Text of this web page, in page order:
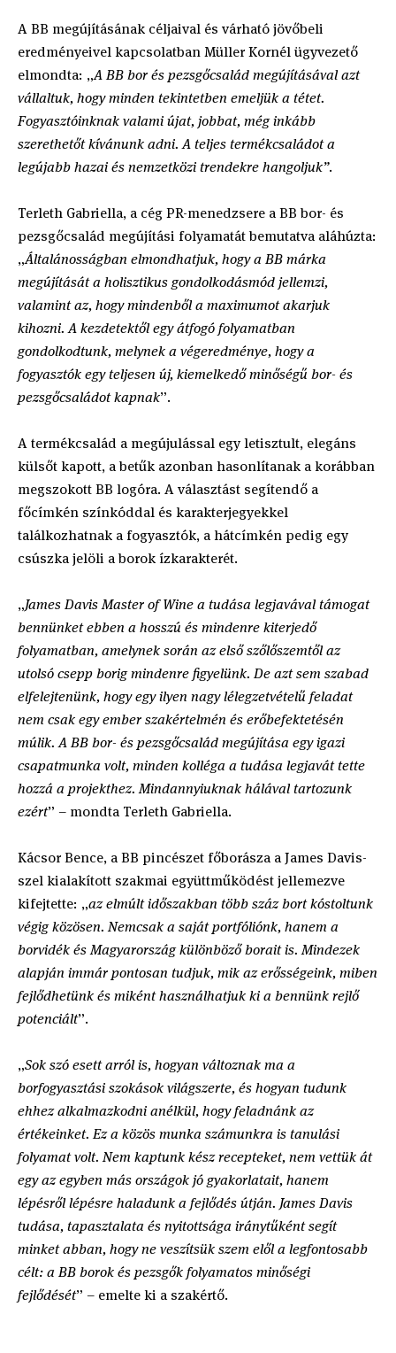
A BB megújításának céljaival és várható jövőbeli
eredményeivel kapcsolatban Müller Kornél ügyvezető
elmondta: „A BB bor és pezsgőcsalád megújításával azt
vállaltuk, hogy minden tekintetben emeljük a tétet.
Fogyasztóinknak valami újat, jobbat, még inkább
szerethetőt kívánunk adni. A teljes termékcsaládot a
legújabb hazai és nemzetközi trendekre hangoljuk”.
Terleth Gabriella, a cég PR-menedzsere a BB bor- és
pezsgőcsalád megújítási folyamatát bemutatva aláhúzta:
„Általánosságban elmondhatjuk, hogy a BB márka
megújítását a holisztikus gondolkodásmód jellemzi,
valamint az, hogy mindenből a maximumot akarjuk
kihozni. A kezdetektől egy átfogó folyamatban
gondolkodtunk, melynek a végeredménye, hogy a
fogyasztók egy teljesen új, kiemelkedő minőségű bor- és
pezsgőcsaládot kapnak”.
A termékcsalád a megújulással egy letisztult, elegáns
külsőt kapott, a betűk azonban hasonlítanak a korábban
megszokott BB logóra. A választást segítendő a
főcímkén színkóddal és karakterjegyekkel
találkozhatnak a fogyasztók, a hátcímkén pedig egy
csúszka jelöli a borok ízkarakterét.
„James Davis Master of Wine a tudása legjavával támogat
bennünket ebben a hosszú és mindenre kiterjedő
folyamatban, amelynek során az első szőlőszemtől az
utolsó csepp borig mindenre figyelünk. De azt sem szabad
elfelejtenünk, hogy egy ilyen nagy lélegzetvételű feladat
nem csak egy ember szakértelmén és erőbefektetésén
múlik. A BB bor- és pezsgőcsalád megújítása egy igazi
csapatmunka volt, minden kolléga a tudása legjavát tette
hozzá a projekthez. Mindannyiuknak hálával tartozunk
ezért” – mondta Terleth Gabriella.
Kácsor Bence, a BB pincészet főborásza a James Davis-
szel kialakított szakmai együttműködést jellemezve
kifejtette: „az elmúlt időszakban több száz bort kóstoltunk
végig közösen. Nemcsak a saját portfóliónk, hanem a
borvidék és Magyarország különböző borait is. Mindezek
alapján immár pontosan tudjuk, mik az erősségeink, miben
fejlődhetünk és miként használhatjuk ki a bennünk rejlő
potenciált”.
„Sok szó esett arról is, hogyan változnak ma a
borfogyasztási szokások világszerte, és hogyan tudunk
ehhez alkalmazkodni anélkül, hogy feladnánk az
értékeinket. Ez a közös munka számunkra is tanulási
folyamat volt. Nem kaptunk kész recepteket, nem vettük át
egy az egyben más országok jó gyakorlatait, hanem
lépésről lépésre haladunk a fejlődés útján. James Davis
tudása, tapasztalata és nyitottsága iránytűként segít
minket abban, hogy ne veszítsük szem elől a legfontosabb
célt: a BB borok és pezsgők folyamatos minőségi
fejlődését” – emelte ki a szakértő.